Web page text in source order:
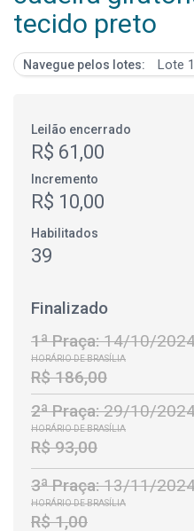
tecido preto
Navegue pelos lotes:
Leilão encerrado
R$ 61,00
Incremento
R$ 10,00
Habilitados
39
Finalizado
1ª Praça:14/10/
HORÁRIO DE BRASÍLIA
R$ 186,00
2ª Praça:29/10/
HORÁRIO DE BRASÍLIA
R$ 93,00
3ª Praça:13/11/
HORÁRIO DE BRASÍLIA
R$ 1,00